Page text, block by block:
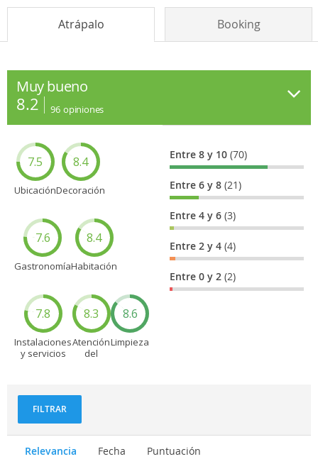
Atrápalo Booking
Muy bueno
8.2 96 opiniones
7.5
Ubicación
8.4
Decoración
7.6
Gastronomía
8.4
Habitación
7.8
Instalaciones
y servicios
8.3
Atención
del
8.6
Limpieza
Entre 8 y 10(70)
Entre 6 y 8(21)
Entre 4 y 6(3)
Entre 2 y 4(4)
Entre 0 y 2(2)
FILTRAR
Relevancia Fecha Puntuación